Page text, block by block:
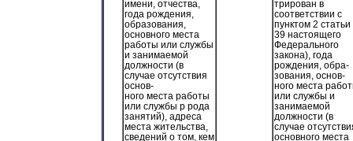
имени, отчества,
года рождения,
образования,
основного места
работы или службы
и занимаемой
должности (в
случае отсутствия
основ-
ного места работы
или службы р рода
занятий), адреса
места жительства,
сведений о том, кем
трирован в
соответствии с
пунктом 2 статьи
39 настоящего
Федерального
закона), года
рождения, обра-
зования, основ-
ного места
или службы и
занимаемой
должности (в
случае
основного места